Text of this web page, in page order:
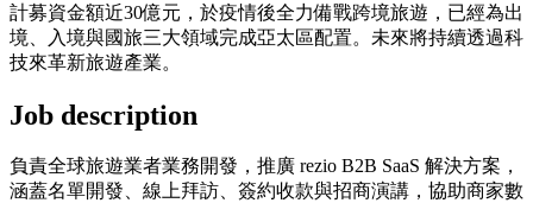
計募資金額近30億元，於疫情後全力備戰跨境旅遊，已經為出
境、入境與國旅三大領域完成亞太區配置。未來將持續透過科
技來革新旅遊產業。
Job description
負責全球旅遊業者業務開發，推廣 rezio B2B SaaS 解決方案，
涵蓋名單開發、線上拜訪、簽約收款與招商演講，協助商家數